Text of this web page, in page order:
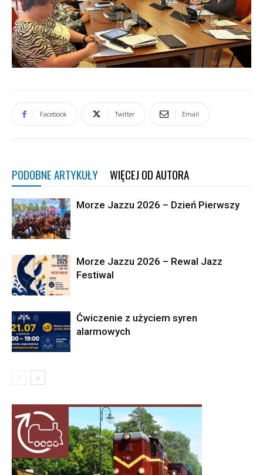
Facebook Twitter Email
PODOBNE ARTYKUŁY WIĘCEJ OD AUTORA
Morze Jazzu 2026 – Dzień Pierwszy
Morze Jazzu 2026 – Rewal Jazz
Festiwal
Ćwiczenie z użyciem syren
alarmowych